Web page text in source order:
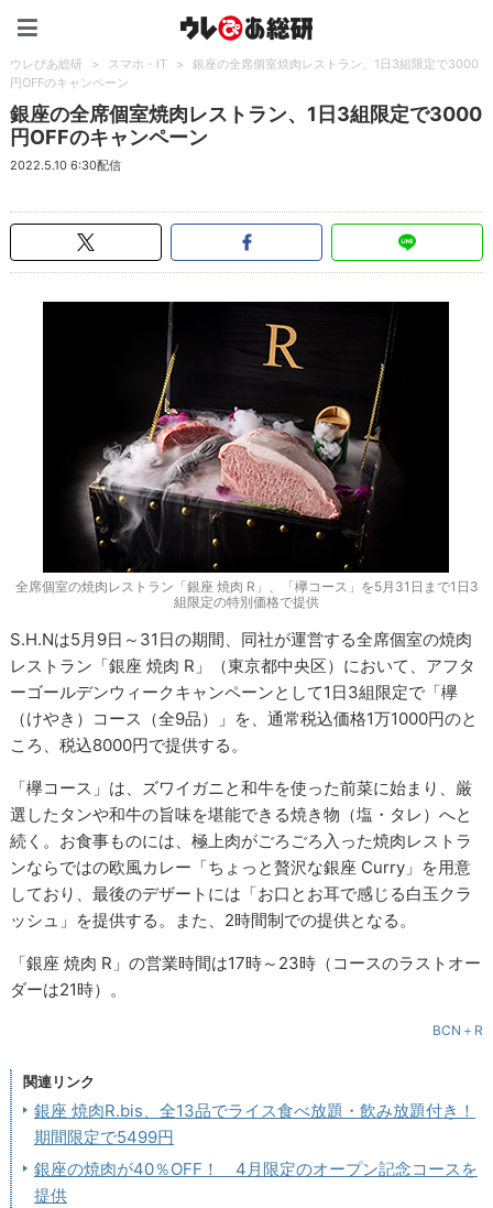
ウレぴあ総研 > スマホ・IT >
銀座の全席個室焼肉レストラン、1日3組限定で3000
円OFFのキャンペーン
銀座の全席個室焼肉レストラン、1日3組限定で3000
円OFFのキャンペーン
2022.5.10 6:30配信
全席個室の焼肉レストラン「銀座 焼肉 R」、「欅コース」を5月31日まで1日3
組限定の特別価格で提供
S.H.Nは5月9日～31日の期間、同社が運営する全席個室の焼肉
レストラン「銀座 焼肉 R」（東京都中央区）において、アフタ
ーゴールデンウィークキャンペーンとして1日3組限定で「欅
（けやき）コース（全9品）」を、通常税込価格1万1000円のと
ころ、税込8000円で提供する。
「欅コース」は、ズワイガニと和牛を使った前菜に始まり、厳
選したタンや和牛の旨味を堪能できる焼き物（塩・タレ）へと
続く。お食事ものには、極上肉がごろごろ入った焼肉レストラ
ンならではの欧風カレー「ちょっと贅沢な銀座 Curry」を用意
しており、最後のデザートには「お口とお耳で感じる白玉クラ
ッシュ」を提供する。また、2時間制での提供となる。
「銀座 焼肉 R」の営業時間は17時～23時（コースのラストオー
ダーは21時）。
BCN＋R
関連リンク
銀座 焼肉R.bis、全13品でライス食べ放題・飲み放題付き！
期間限定で5499円
銀座の焼肉が40％OFF！ 4月限定のオープン記念コースを
提供